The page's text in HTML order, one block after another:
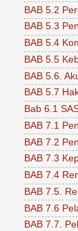
BAB 5.2
BAB 5.3
BAB 5.4
BAB 5.5
BAB 5.6.
BAB 5.7
Bab 6.1
BAB 7.1
BAB 7.2
BAB 7.3
BAB 7.4
BAB 7.5.
BAB 7.6
BAB 7.7.